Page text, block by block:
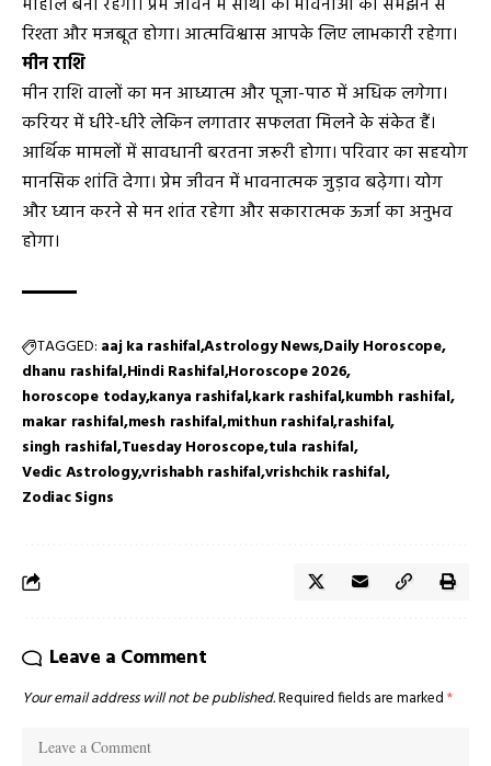
रिश्ता और मजबूत होगा। आत्मविश्वास आपके लिए लाभकारी रहेगा।
मीन राशि
मीन राशि वालों का मन आध्यात्म और पूजा-पाठ में अधिक लगेगा।
करियर में धीरे-धीरे लेकिन लगातार सफलता मिलने के संकेत हैं।
आर्थिक मामलों में सावधानी बरतना जरूरी होगा। परिवार का सहयोग
मानसिक शांति देगा। प्रेम जीवन में भावनात्मक जुड़ाव बढ़ेगा। योग
और ध्यान करने से मन शांत रहेगा और सकारात्मक ऊर्जा का अनुभव
होगा।
TAGGED: aaj ka rashifalAstrology NewsDaily Horoscope
dhanu rashifalHindi RashifalHoroscope 2026
horoscope todaykanya rashifalkark rashifal kumbh rashifal
makar rashifalmesh rashifalmithun rashifal rashifal
singh rashifalTuesday Horoscopetula rashifal
Vedic Astrologyvrishabh rashifalvrishchik rashifal
Zodiac Signs
Leave a Comment
Your email address will not be published.Required fields are marked*